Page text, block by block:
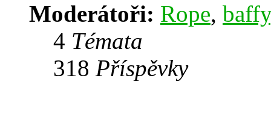
Moderátoři: Rope, baffy
4 Témata
318 Příspěvky